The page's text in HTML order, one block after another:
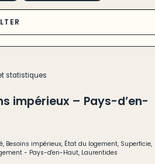
statistiques
impérieux – Pays-d’en-
, Besoins impérieux, État du logement, Superficie,
- Pays-d'en-Haut, Laurentides